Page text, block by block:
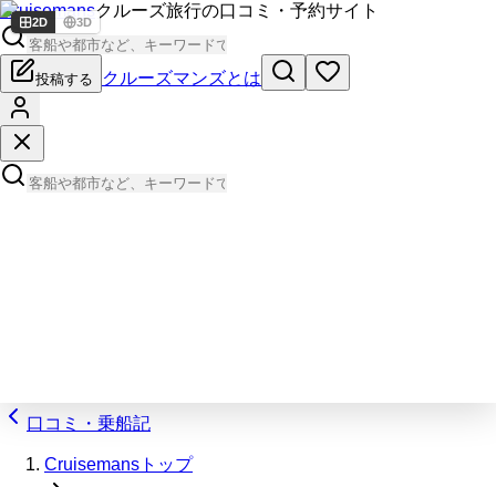
Cruisemansクルーズ旅行の口コミ・予約サイト
投稿する クルーズマンズとは
口コミ・乗船記
Cruisemansトップ
2D 3D